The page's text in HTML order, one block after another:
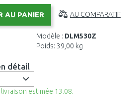
AU COMPARATIF
Modèle : DLM530Z
Poids: 39,00 kg
détail
livraison estimée 13.08.